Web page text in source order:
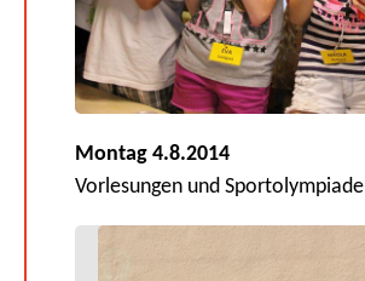
Montag 4.8.2014
Vorlesungen und Sportolympiade